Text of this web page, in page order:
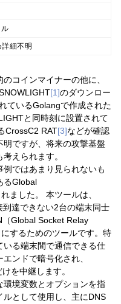
細不明
コインマイナーの他に、
[1]のダウンロー
ているGolangで作成された
と同時刻に設置されて
CrossC2 RAT[3]などが確認
ですが、将来の攻撃基盤
えられます。
ではあまり見られないも
るGlobal
ました。 本ツールは、
達できない2台の端末同士
Global Socket Relay
するためのツールです。特
る端末間で通信できる仕
ンドで暗号化され、
を中継します。
境変数とオプションを指
として使用し、主にDNS